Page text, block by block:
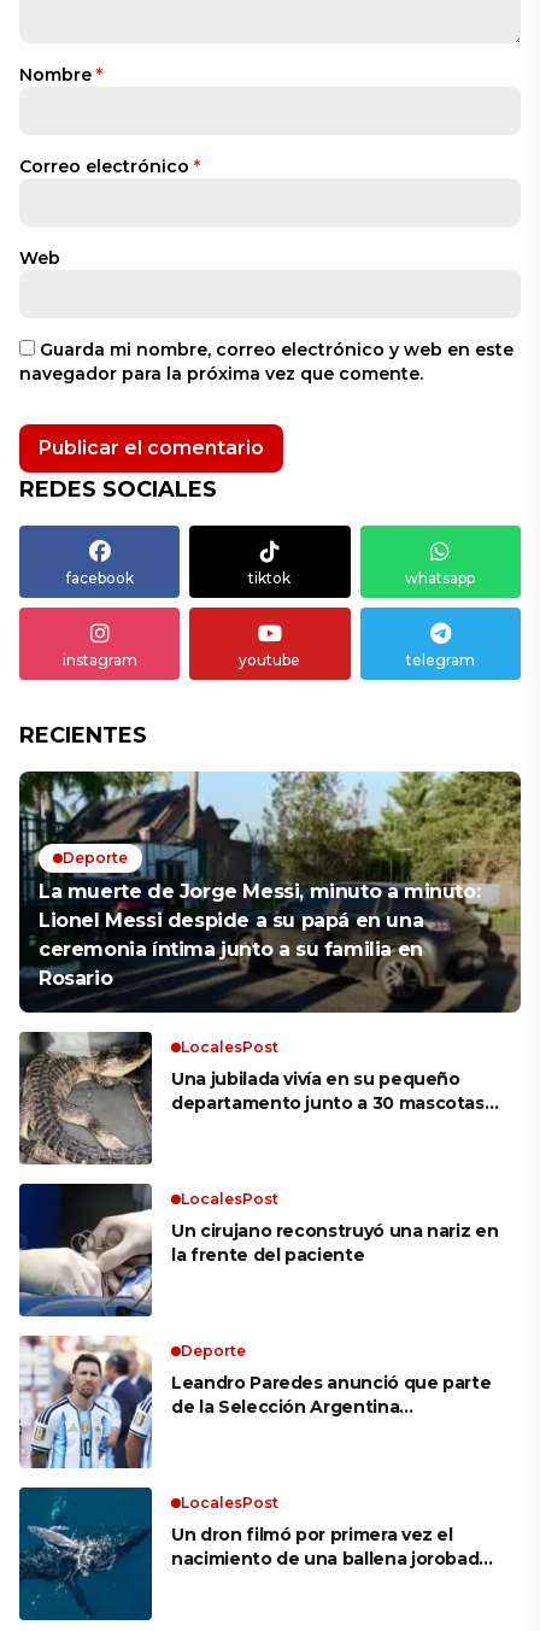
Nombre *
Correo electrónico *
Web
Guarda mi nombre, correo electrónico y web en este
navegador para la próxima vez que comente.
REDES SOCIALES
facebook tiktok whatsapp
instagram youtube telegram
RECIENTES
Deporte
La muerte de Jorge Messi, minuto a minuto:
Lionel Messi despide a su papá en una
ceremonia íntima junto a su familia en
Rosario
LocalesPost
Una jubilada vivía en su pequeño
departamento junto a 30 mascotas,
LocalesPost
Un cirujano reconstruyó una nariz en
la frente del paciente
Deporte
Leandro Paredes anunció que parte
de la Selección Argentina
LocalesPost
Un dron filmó por primera vez el
nacimiento de una ballena jorobada